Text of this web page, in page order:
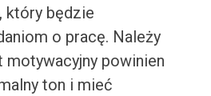
który będzie
o pracę. Należy
motywacyjny powinien
ton i mieć